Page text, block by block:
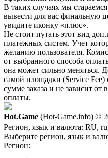
В таких случаях мы
вывести для вас финальную
увидите иконку «плюс».
Не стоит путать этот вид
платежных систем. Учет
желанию пользователя.
от выбранного способа
она может сильно меняться.
самой площадки (Service
сумме заказа и не зависит от
оплаты.
Hot.Game (Hot-Game.info) ©
Регион, язык и валюта: RU,
Выберите регион, язык и
Регион: